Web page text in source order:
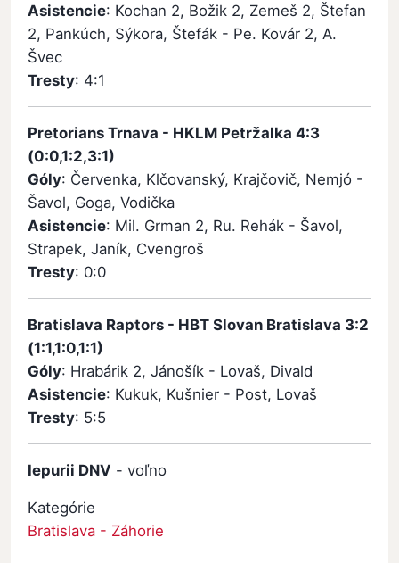
Asistencie: Kochan 2, Božik 2, Zemeš 2, Štefan
2, Pankúch, Sýkora, Štefák - Pe. Kovár 2, A.
Švec
Tresty: 4:1
Pretorians Trnava - HKLM Petržalka 4:3
(0:0,1:2,3:1)
Góly: Červenka, Klčovanský, Krajčovič, Nemjó -
Šavol, Goga, Vodička
Asistencie: Mil. Grman 2, Ru. Rehák - Šavol,
Strapek, Janík, Cvengroš
Tresty: 0:0
Bratislava Raptors - HBT Slovan Bratislava 3:2
(1:1,1:0,1:1)
Góly: Hrabárik 2, Jánošík - Lovaš, Divald
Asistencie: Kukuk, Kušnier - Post, Lovaš
Tresty: 5:5
Iepurii DNV - voľno
Kategórie
Bratislava - Záhorie